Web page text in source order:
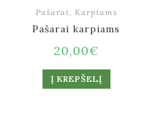
Pašarai, Karpiams
Pašarai karpiams
20,00€
Į KREPŠELĮ